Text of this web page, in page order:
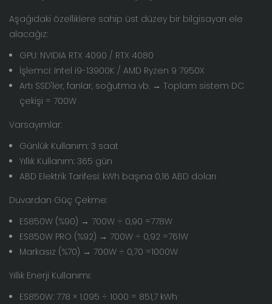
Aşağıdaki özelliklere sahip üst düzey bir bilgisayarı ele
alacağız:
GPU: NVIDIA RTX 4090 / RTX 4080
İşlemci: Intel i9-13900K / AMD Ryzen 9 7950X
Artı SSD'ler, fanlar, soğutma vb. → Toplam sistem DC
çekişi = 700W
Varsayımlar:
Günlük Kullanım: 3 saat
Yıllık Kullanım: 365 gün
ABD Elektrik Tarifesi: kWh başına 0,16 ABD doları
Duvardan Güç Çekme:
ES850W (%90) → 700W ÷ 0,90 =778W
ES850W PRO (%92) → 700W ÷ 0,92 =761W
Markasız (%70) → 700W ÷ 0,70 =1000W
Yıllık Enerji Kullanımı:
ES850W: 778 × 1.095 ÷ 1000 = 851,7 kWh